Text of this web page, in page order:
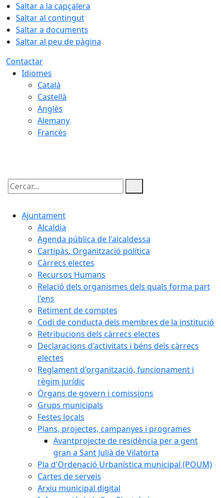
Saltar a la capçalera
Saltar al contingut
Saltar a documents
Saltar al peu de pàgina
Contactar
Idiomes
Català
Castellà
Anglès
Alemany
Francès
Cercar:
Ajuntament
Alcaldia
Agenda pública de l'alcaldessa
Cartipàs. Organització política
Càrrecs electes
Recursos Humans
Relació dels organismes dels quals forma part
l'ens
Retiment de comptes
Codi de conducta dels membres de la institució
Retribucions dels càrrecs electes
Declaracions d'activitats i béns dels càrrecs
electes
Reglament d'organització, funcionament i
règim jurídic
Òrgans de govern i comissions
Grups municipals
Festes locals
Plans, projectes, campanyes i programes
Avantprojecte de residència per a gent
gran a Sant Julià de Vilatorta
Pla d'Ordenació Urbanística municipal (POUM)
Cartes de serveis
Arxiu municipal digital